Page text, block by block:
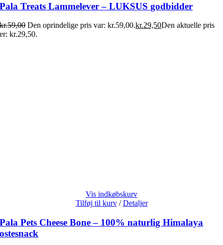
Pala Treats Lammelever – LUKSUS godbidder
kr.59,00 Den oprindelige pris var: kr.59,00.kr.29,50Den aktuelle pris
er: kr.29,50.
Vis indkøbskurv
Tilføj til kurv / Detaljer
Pala Pets Cheese Bone – 100% naturlig Himalaya
ostesnack